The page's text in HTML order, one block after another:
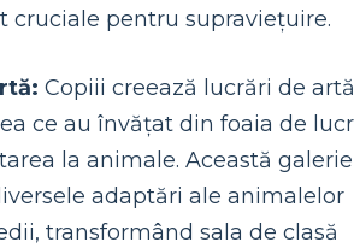
cruciale pentru supraviețuire.
Copiii creează lucrări de artă
ce au învățat din foaia de
la animale. Această galerie
adaptări ale animalelor
transformând sala de clasă